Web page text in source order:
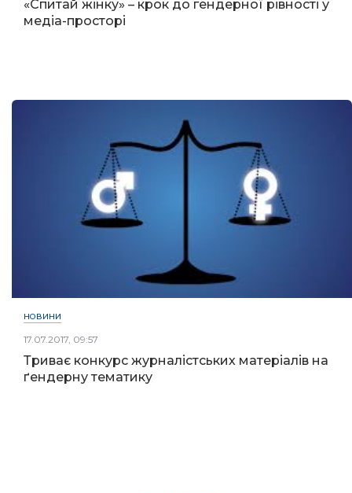
«Спитай жінку» – крок до гендерної рівності у
медіа-просторі
НОВИНИ
17.07.2017, 09:57
Триває конкурс журналістських матеріалів на
ґендерну тематику